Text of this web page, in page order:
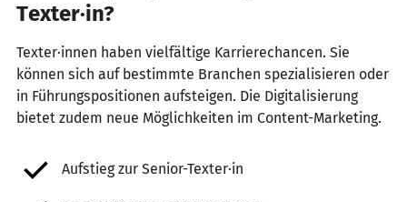
Texter·in?
Texter·innen haben vielfältige Karrierechancen. Sie
können sich auf bestimmte Branchen spezialisieren oder
in Führungspositionen aufsteigen. Die Digitalisierung
bietet zudem neue Möglichkeiten im Content-Marketing.
Aufstieg zur Senior-Texter·in